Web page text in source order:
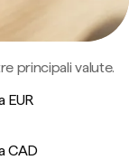
principali valute.
EUR
CAD